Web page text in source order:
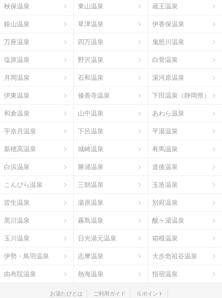
秋保温泉 東山温泉 蔵王温泉
銀山温泉 草津温泉 伊香保温泉
万座温泉 四万温泉 鬼怒川温泉
塩原温泉 野沢温泉 白骨温泉
月岡温泉 石和温泉 湯河原温泉
伊東温泉 修善寺温泉 下田温泉（静岡県）
和倉温泉 山中温泉 あわら温泉
宇奈月温泉 下呂温泉 平湯温泉
新穂高温泉 城崎温泉 有馬温泉
白浜温泉 勝浦温泉 道後温泉
こんぴら温泉 三朝温泉 玉造温泉
皆生温泉 湯原温泉 別府温泉
黒川温泉 霧島温泉 酸ヶ湯温泉
玉川温泉 日光湯元温泉 箱根温泉
伊勢・鳥羽温泉 志摩温泉 大歩危祖谷温泉
由布院温泉 熱海温泉 指宿温泉
お湯たびとは ご利用ガイド Ｇポイント